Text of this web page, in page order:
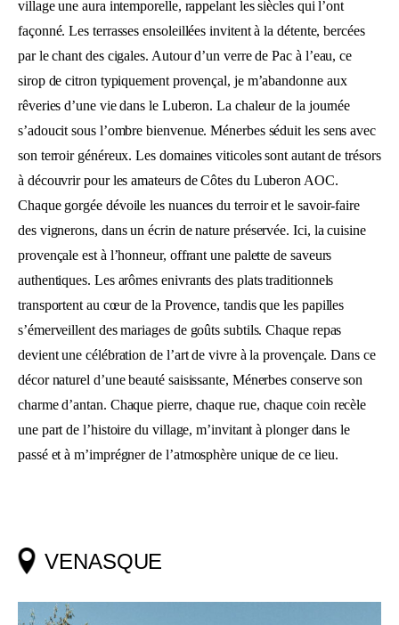
village une aura intemporelle, rappelant les siècles qui l’ont
façonné. Les terrasses ensoleillées invitent à la détente, bercées
par le chant des cigales. Autour d’un verre de Pac à l’eau, ce
sirop de citron typiquement provençal, je m’abandonne aux
rêveries d’une vie dans le Luberon. La chaleur de la journée
s’adoucit sous l’ombre bienvenue. Ménerbes séduit les sens avec
son terroir généreux. Les domaines viticoles sont autant de trésors
à découvrir pour les amateurs de Côtes du Luberon AOC.
Chaque gorgée dévoile les nuances du terroir et le savoir-faire
des vignerons, dans un écrin de nature préservée. Ici, la cuisine
provençale est à l’honneur, offrant une palette de saveurs
authentiques. Les arômes enivrants des plats traditionnels
transportent au cœur de la Provence, tandis que les papilles
s’émerveillent des mariages de goûts subtils. Chaque repas
devient une célébration de l’art de vivre à la provençale. Dans ce
décor naturel d’une beauté saisissante, Ménerbes conserve son
charme d’antan. Chaque pierre, chaque rue, chaque coin recèle
une part de l’histoire du village, m’invitant à plonger dans le
passé et à m’imprégner de l’atmosphère unique de ce lieu.
VENASQUE